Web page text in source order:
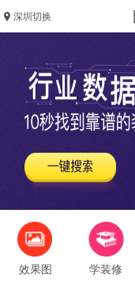
深圳切换
效果图 学装修